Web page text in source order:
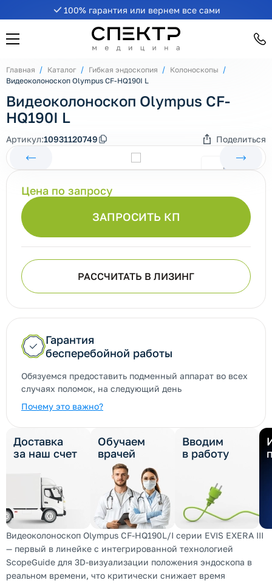
100% гарантия или вернем все сами
Главная Каталог Гибкая эндоскопия
Колоноскопы
Видеоколоноскоп Olympus CF-HQ190I L
Видеоколоноскоп Olympus CF-
HQ190I L
Артикул:10931120749 Поделиться
ЗАПРОСИТЬ КП
Цена по запросу
РАССЧИТАТЬ В ЛИЗИНГ
Гарантия
бесперебойной работы
Обязуемся предоставить подменный аппарат во всех
случаях поломок, на следующий день
Почему это важно?
Доставка
за наш счет
Обучаем
врачей
Вводим
в работу
Видеоколоноскоп Olympus CF-HQ190L/I серии EVIS EXERA III
— первый в линейке с интегрированной технологией
ScopeGuide для 3D-визуализации положения эндоскопа в
реальном времени, что критически снижает время